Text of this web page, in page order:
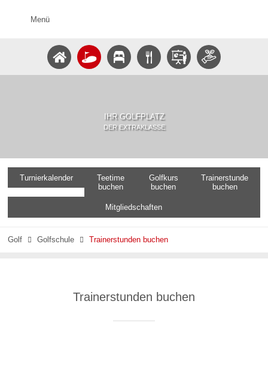
Menü
IHR GOLFPLATZ
DER EXTRAKLASSE
Turnierkalender
Teetime
buchen
Golfkurs
buchen
Trainerstunde
buchen
Mitgliedschaften
Golf  Golfschule  Trainerstunden buchen
Trainerstunden buchen